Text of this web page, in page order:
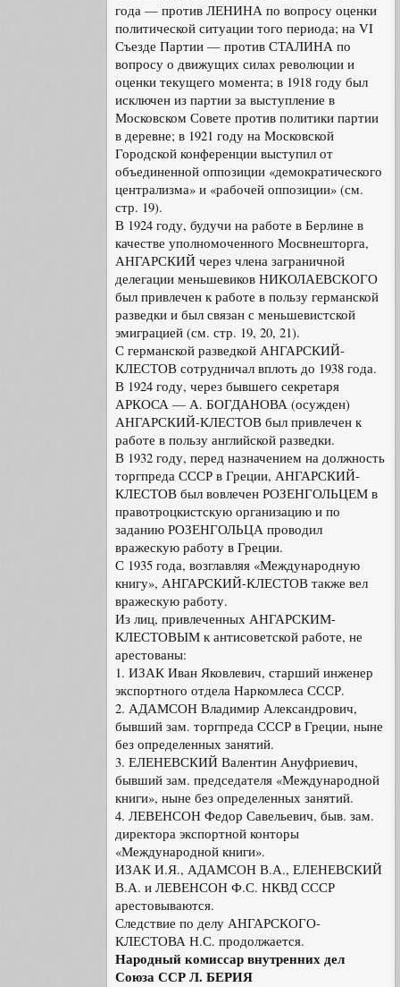
года — против ЛЕНИНА по вопросу оценки
политической ситуации того периода; на VI
Съезде Партии — против СТАЛИНА по
вопросу о движущих силах революции и
оценки текущего момента; в 1918 году был
исключен из партии за выступление в
Московском Совете против политики партии
в деревне; в 1921 году на Московской
Городской конференции выступил от
объединенной оппозиции «демократического
централизма» и «рабочей оппозиции» (см.
стр. 19).
В 1924 году, будучи на работе в Берлине в
качестве уполномоченного Мосвнешторга,
АНГАРСКИЙ через члена заграничной
делегации меньшевиков НИКОЛАЕВСКОГО
был привлечен к работе в пользу германской
разведки и был связан с меньшевистской
эмиграцией (см. стр. 19, 20, 21).
С германской разведкой АНГАРСКИЙ-
КЛЕСТОВ сотрудничал вплоть до 1938 года.
В 1924 году, через бывшего секретаря
АРКОСА — А. БОГДАНОВА (осужден)
АНГАРСКИЙ-КЛЕСТОВ был привлечен к
работе в пользу английской разведки.
В 1932 году, перед назначением на должность
торгпреда СССР в Греции, АНГАРСКИЙ-
КЛЕСТОВ был вовлечен РОЗЕНГОЛЬЦЕМ в
правотроцкистскую организацию и по
заданию РОЗЕНГОЛЬЦА проводил
вражескую работу в Греции.
С 1935 года, возглавляя «Международную
книгу», АНГАРСКИЙ-КЛЕСТОВ также вел
вражескую работу.
Из лиц, привлеченных АНГАРСКИМ-
КЛЕСТОВЫМ к антисоветской работе, не
арестованы:
1. ИЗАК Иван Яковлевич, старший инженер
экспортного отдела Наркомлеса СССР.
2. АДАМСОН Владимир Александрович,
бывший зам. торгпреда СССР в Греции, ныне
без определенных занятий.
3. ЕЛЕНЕВСКИЙ Валентин Ануфриевич,
бывший зам. председателя «Международной
книги», ныне без определенных занятий.
4. ЛЕВЕНСОН Федор Савельевич, быв. зам.
директора экспортной конторы
«Международной книги».
ИЗАК И.Я., АДАМСОН В.А., ЕЛЕНЕВСКИЙ
В.А. и ЛЕВЕНСОН Ф.С. НКВД СССР
арестовываются.
Следствие по делу АНГАРСКОГО-
КЛЕСТОВА Н.С. продолжается.
Народный комиссар внутренних дел
Союза ССР Л. БЕРИЯ